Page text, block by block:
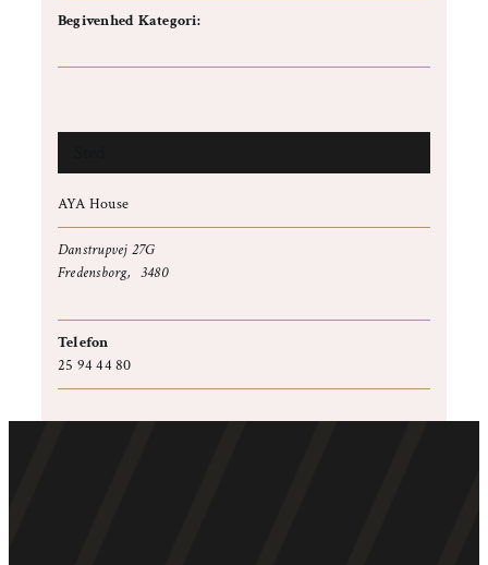
Begivenhed Kategori:
AYA House
Danstrupvej 27G
Fredensborg, 3480
Telefon
25 94 44 80